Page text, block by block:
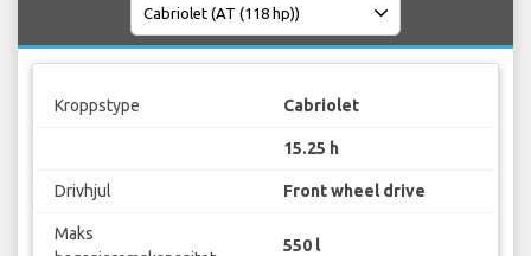
Kroppstype Cabriolet
15.25 h
Drivhjul Front wheel drive
Maks
550 l